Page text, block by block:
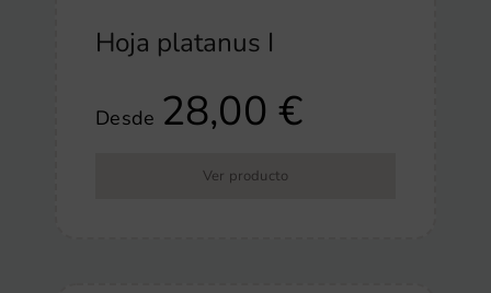
Hoja platanus I
Desde 28,00€
Ver producto